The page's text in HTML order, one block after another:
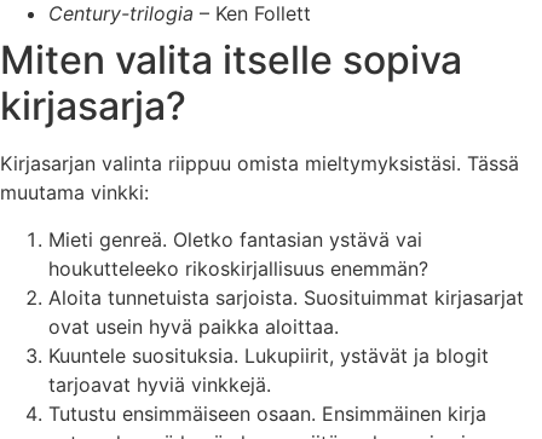
Century-trilogia – Ken Follett
Miten valita itselle sopiva
kirjasarja?
Kirjasarjan valinta riippuu omista mieltymyksistäsi. Tässä
muutama vinkki:
Mieti genreä. Oletko fantasian ystävä vai
houkutteleeko rikoskirjallisuus enemmän?
Aloita tunnetuista sarjoista. Suosituimmat kirjasarjat
ovat usein hyvä paikka aloittaa.
Kuuntele suosituksia. Lukupiirit, ystävät ja blogit
tarjoavat hyviä vinkkejä.
Tutustu ensimmäiseen osaan. Ensimmäinen kirja